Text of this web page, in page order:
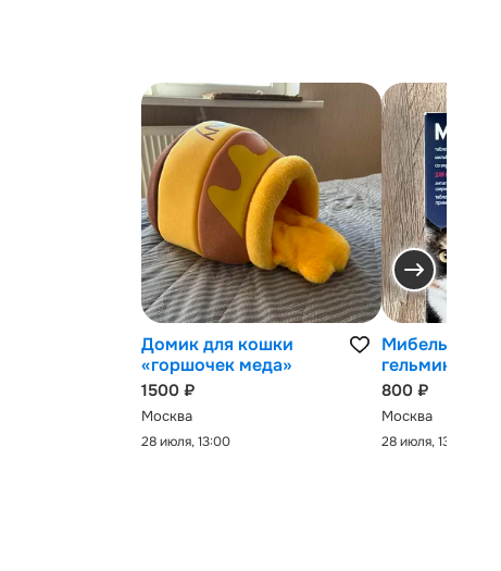
Домик для кошки
«горшочек меда»
1500 ₽
Москва
28 июля, 13:00
Мибельмакс
гельминтов
800 ₽
Москва
28 июля, 13:00